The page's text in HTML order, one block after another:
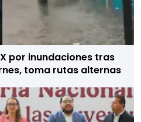
por inundaciones tras
toma rutas alternas